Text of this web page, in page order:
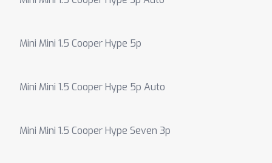
Mini Mini 1.5 Cooper Hype 5p
Mini Mini 1.5 Cooper Hype 5p Auto
Mini Mini 1.5 Cooper Hype Seven 3p